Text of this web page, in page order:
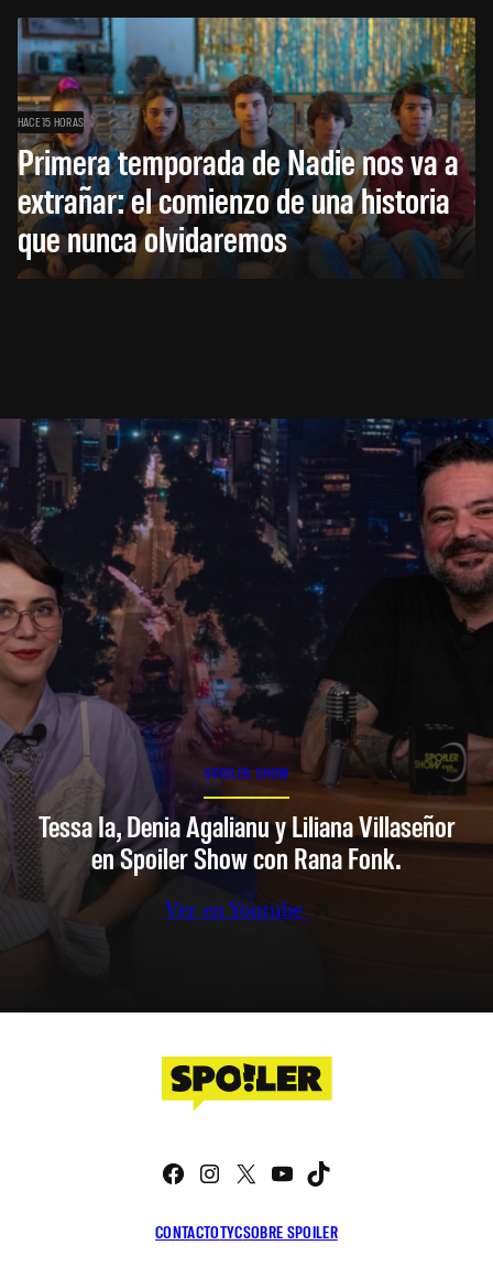
HACE 15 HORAS
Primera temporada de Nadie nos va a
extrañar: el comienzo de una historia
que nunca olvidaremos
SPOILER SHOW
Tessa Ia, Denia Agalianu y Liliana Villaseñor
en Spoiler Show con Rana Fonk.
Ver en Youtube
CONTACTOTYCSOBRE SPOILER
Facebook
Instagram
X YouTube